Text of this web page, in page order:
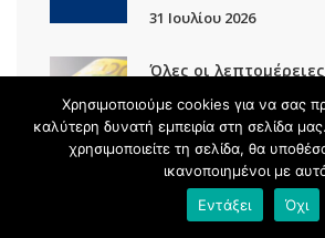
31 Ιουλίου 2026
Όλες οι
έκτακτο επίδομα
παιδί και για τη
ενίσχυσης των 300
ευάλωτες κοινωνικές
17 Ιουνίου 2026
Χρησιμοποιούμε cookies για να σας
καλύτερη δυνατή εμπειρία στη σελίδα
χρησιμοποιείτε τη σελίδα, θα
ικανοποιημένοι με
Εντάξει
Όχι